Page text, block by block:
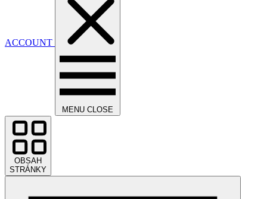
ACCOUNT
MENU CLOSE
OBSAH
STRÁNKY